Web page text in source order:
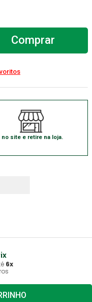
Comprar
no site e retire na loja.
6x